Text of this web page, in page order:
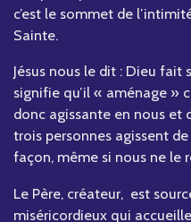
c’est le sommet de
Sainte.
Jésus nous le dit : Dieu fait
signifie qu’il « aménage »
donc agissante en nous et
trois personnes agissent
façon, même si nous ne le
Le Père, créateur, est
miséricordieux qui